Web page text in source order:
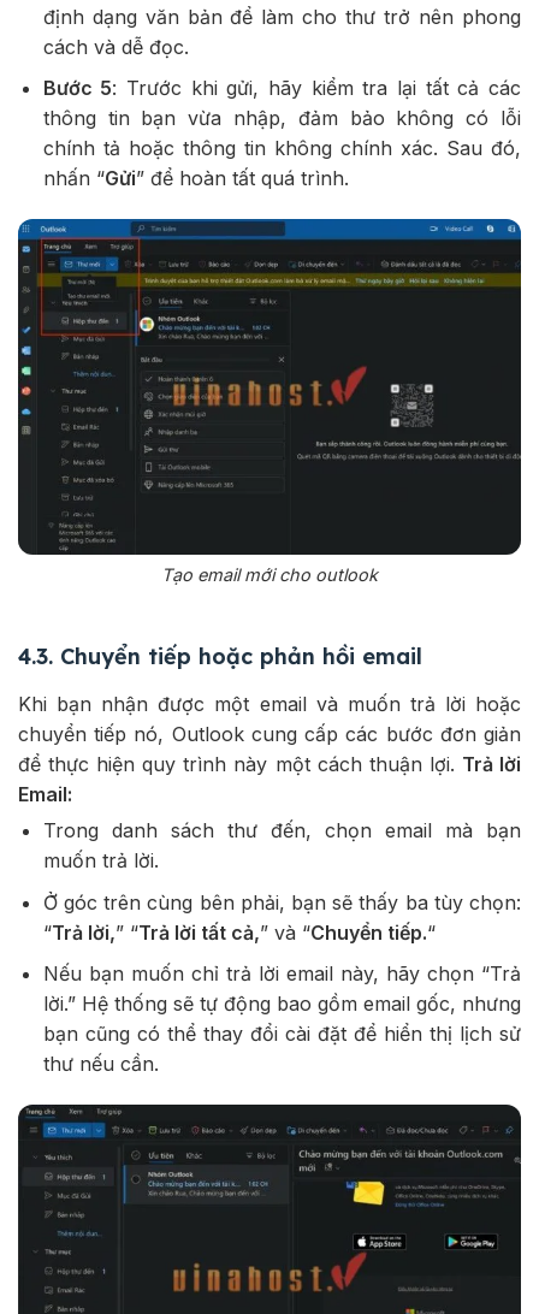
định dạng văn bản để làm cho thư trở nên phong
cách và dễ đọc.
Bước 5: Trước khi gửi, hãy kiểm tra lại tất cả các
thông tin bạn vừa nhập, đảm bảo không có lỗi
chính tả hoặc thông tin không chính xác. Sau đó,
nhấn “Gửi” để hoàn tất quá trình.
Tạo email mới cho outlook
4.3. Chuyển tiếp hoặc phản hồi email
Khi bạn nhận được một email và muốn trả lời hoặc
chuyển tiếp nó, Outlook cung cấp các bước đơn giản
để thực hiện quy trình này một cách thuận lợi. Trả lời
Email:
Trong danh sách thư đến, chọn email mà bạn
muốn trả lời.
Ở góc trên cùng bên phải, bạn sẽ thấy ba tùy chọn:
“Trả lời,” “Trả lời tất cả,” và “Chuyển tiếp.“
Nếu bạn muốn chỉ trả lời email này, hãy chọn “Trả
lời.” Hệ thống sẽ tự động bao gồm email gốc, nhưng
bạn cũng có thể thay đổi cài đặt để hiển thị lịch sử
thư nếu cần.